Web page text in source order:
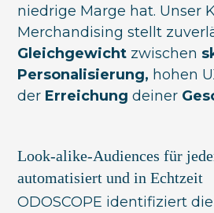
niedrige Marge hat. Unser
Merchandising stellt
Gleichgewicht zwischen
Personalisierung, hohen
der Erreichung deiner
Look-alike-Audiences für
automatisiert und in Echtzeit
ODOSCOPE identifiziert